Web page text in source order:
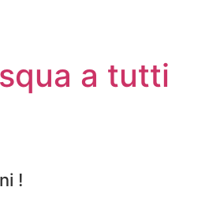
a tutti
!